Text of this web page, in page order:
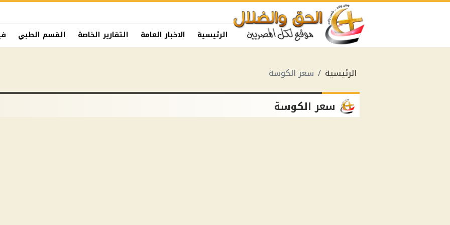
الرئيسية الاخبار العامة التقارير الخاصة القسم الطبي
الرئيسية سعر الكوسة
سعر الكوسة